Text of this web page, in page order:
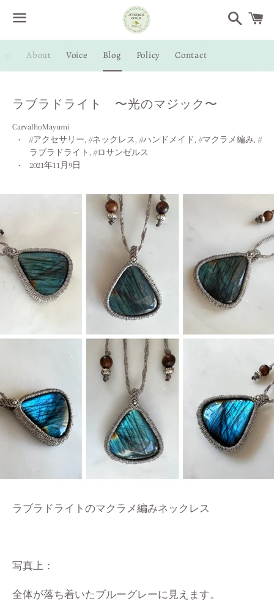
Search
About Voice Blog Policy Contact
ラブラドライト 〜光のマジック〜
CarvalhoMayumi
#アクセサリー,#ネックレス ,#ハンドメイド ,#マクラメ編み,#
ラブラドライト ,#ロサンゼルス
2021年11月9日
ラブラドライトのマクラメ編みネックレス
写真上：
全体が落ち着いたブルーグレーに見えます。